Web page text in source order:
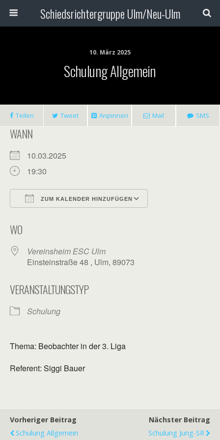
Schiedsrichtergruppe Ulm/Neu-Ulm
10. März 2025
Schulung Allgemein
Teilen Tweet Anpinnen Mail SMS
WANN
10.03.2025
19:30
ZUM KALENDER HINZUFÜGEN
WO
Vereinsheim ESC Ulm
Einsteinstraße 48 , Ulm, 89073
VERANSTALTUNGSTYP
Schulung
Thema: Beobachter in der 3. Liga
Referent: Siggi Bauer
Vorheriger Beitrag
Schulung Allgemein
Nächster Beitrag
Schulung Jung-SR